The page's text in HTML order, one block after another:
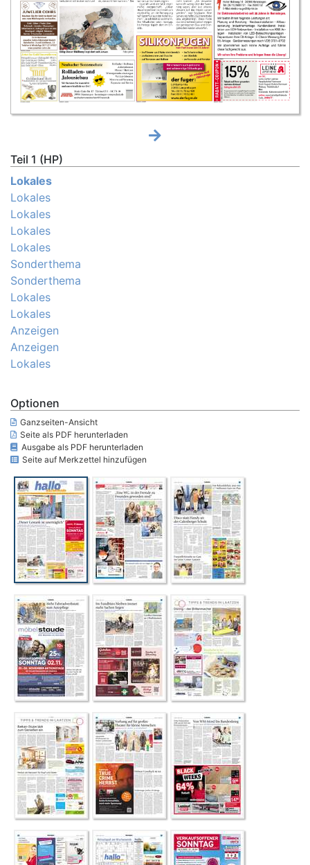
Teil 1 (HP)
Lokales
Lokales
Lokales
Lokales
Lokales
Sonderthema
Sonderthema
Lokales
Lokales
Anzeigen
Anzeigen
Lokales
Optionen
Ganzseiten-Ansicht
Seite als PDF herunterladen
Ausgabe als PDF herunterladen
Seite auf Merkzettel hinzufügen